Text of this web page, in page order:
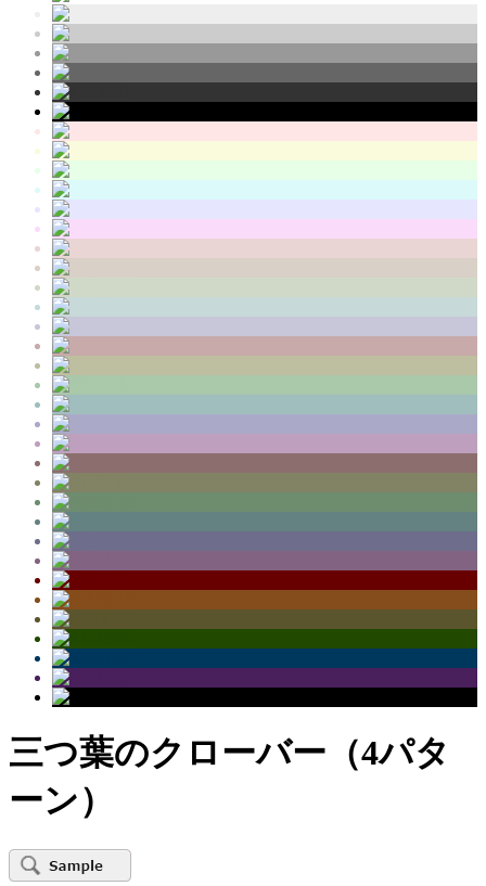
三つ葉のクローバー（4パタ
ーン）